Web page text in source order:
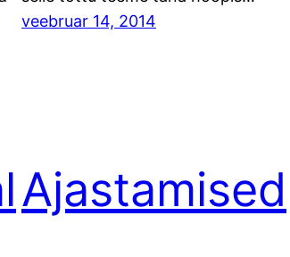
veebruar 14, 2014
Ajastamised